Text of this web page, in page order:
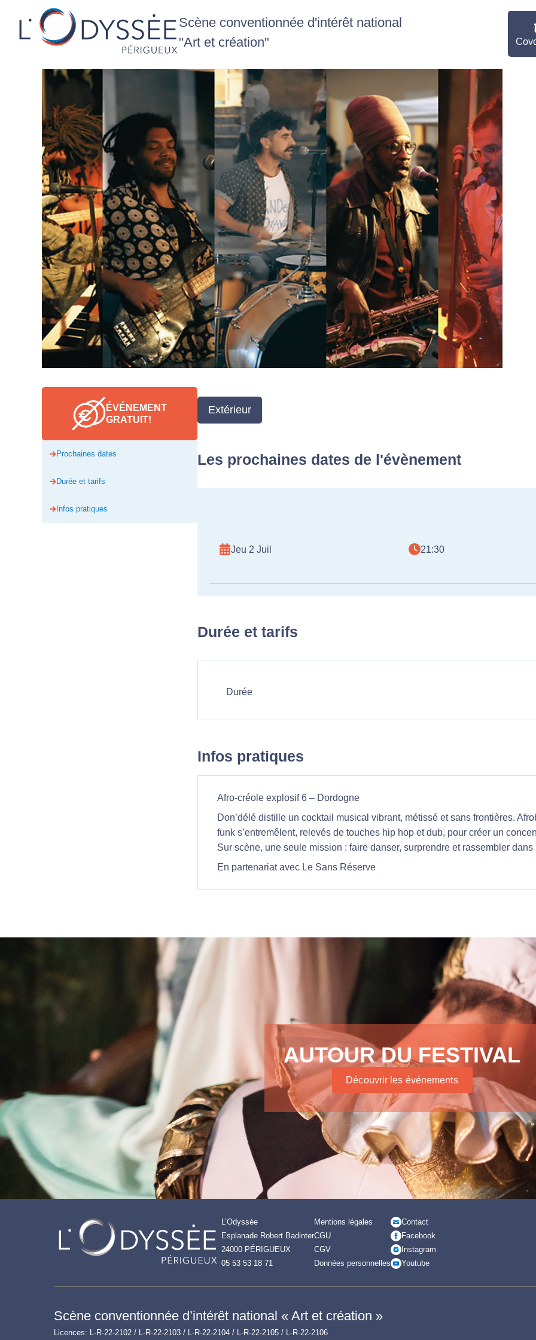
Scène conventionnée d'intérêt national
"Art et création"
ÉVÉNEMENT
GRATUIT!
Prochaines dates
Durée et tarifs
Infos pratiques
Extérieur
Les prochaines dates de l'évènement
Jeu 2 Juil 21:30
Durée et tarifs
Durée
Infos pratiques
Afro-créole explosif 6 – Dordogne
Don’délé distille un cocktail musical vibrant, métissé et sans frontières.
funk s’entremêlent, relevés de touches hip hop et dub, pour créer un
Sur scène, une seule mission : faire danser, surprendre et rassembler
En partenariat avec Le Sans Réserve
AUTOUR DU FESTIVAL
Découvrir les événements
L’Odyssée
Esplanade Robert Badinter
24000 PÉRIGUEUX
05 53 53 18 71
Mentions légales
CGU
CGV
Données personnelles
Contact
Facebook
Instagram
Youtube
Scène conventionnée d’intérêt national « Art et création »
Licences: L-R-22-2102 / L-R-22-2103 / L-R-22-2104 / L-R-22-2105 / L-R-22-2106